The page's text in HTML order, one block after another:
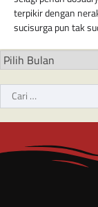
terpikir dengan
sucisurga pun tak